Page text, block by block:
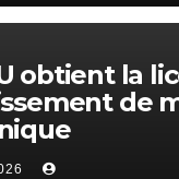
obtient la
de